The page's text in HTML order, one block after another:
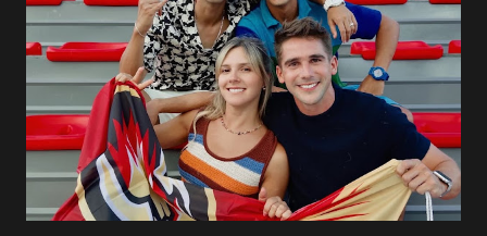
entra no quarto de Gabriel e imagina como seria o
encontro deles, quando conseguir seduzi-lo. Manuel avisa a
Paula sobre a suposta infidelidade de Gabriel com Joana.
Rogerio consegue se livrar de todas as suspeitas pelo
desaparecimento de Francisco, apontando que ele poderia
ter sido vítima da fúria de Gabriel. Artur informa a Gabriel
que a clínica inseminou por engano outra paciente, que está
...